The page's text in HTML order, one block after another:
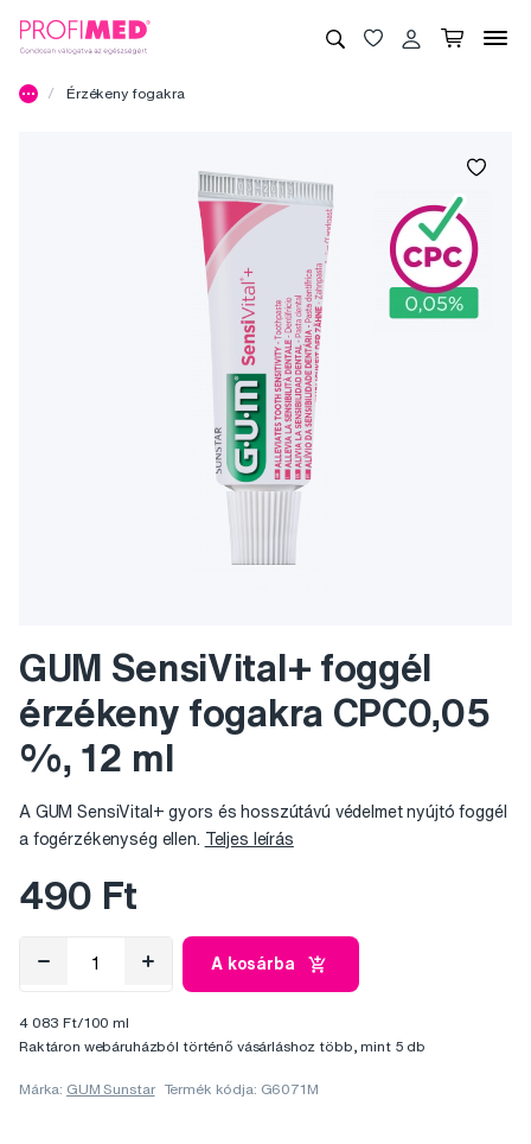
Érzékeny fogakra
GUM SensiVital+ foggél
érzékeny fogakra CPC0,05
%, 12 ml
A GUM SensiVital+ gyors és hosszútávú védelmet nyújtó foggél
a fogérzékenység ellen. Teljes leírás
490 Ft
A kosárba
4 083 Ft/100 ml
Raktáron webáruházból történő vásárláshoz több, mint 5 db
Márka: GUM Sunstar Termék kódja: G6071M